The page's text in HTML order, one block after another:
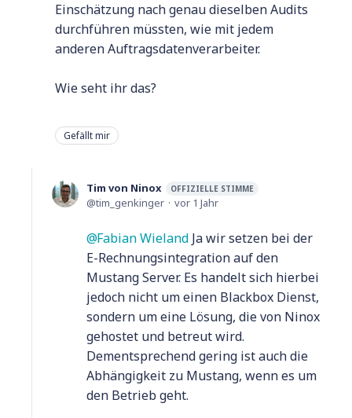
Einschätzung nach genau dieselben Audits
durchführen müssten, wie mit jedem
anderen Auftragsdatenverarbeiter.
Wie seht ihr das?
Gefällt mir
Tim von Ninox OFFIZIELLE STIMME
tim_genkinger vor 1 Jahr
Fabian Wieland Ja wir setzen bei der
E-Rechnungsintegration auf den
Mustang Server. Es handelt sich hierbei
jedoch nicht um einen Blackbox Dienst,
sondern um eine Lösung, die von Ninox
gehostet und betreut wird.
Dementsprechend gering ist auch die
Abhängigkeit zu Mustang, wenn es um
den Betrieb geht.